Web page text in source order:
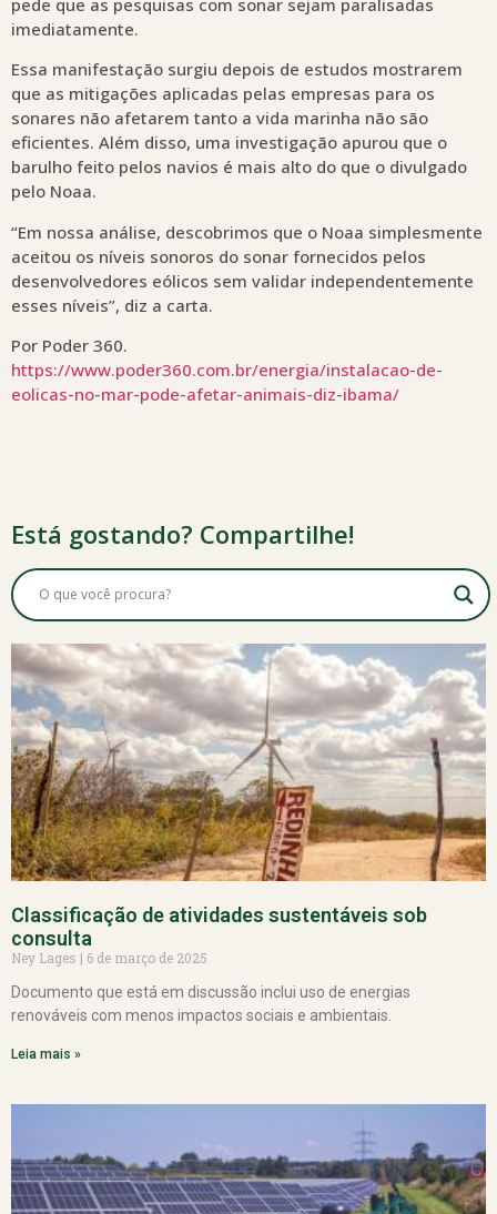
pede que as pesquisas com sonar sejam paralisadas
imediatamente.
Essa manifestação surgiu depois de estudos mostrarem
que as mitigações aplicadas pelas empresas para os
sonares não afetarem tanto a vida marinha não são
eficientes. Além disso, uma investigação apurou que o
barulho feito pelos navios é mais alto do que o divulgado
pelo Noaa.
“Em nossa análise, descobrimos que o Noaa simplesmente
aceitou os níveis sonoros do sonar fornecidos pelos
desenvolvedores eólicos sem validar independentemente
esses níveis”, diz a carta.
Por Poder 360.
https://www.poder360.com.br/energia/instalacao-de-
eolicas-no-mar-pode-afetar-animais-diz-ibama/
Está gostando? Compartilhe!
Classificação de atividades sustentáveis sob
consulta
Ney Lages
6 de março de 2025
Documento que está em discussão inclui uso de energias
renováveis com menos impactos sociais e ambientais.
Leia mais »